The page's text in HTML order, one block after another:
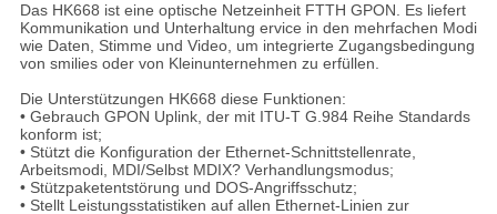
Das HK668 ist eine optische Netzeinheit FTTH GPON. Es liefert
Kommunikation und Unterhaltung ervice in den mehrfachen Modi
wie Daten, Stimme und Video, um integrierte Zugangsbedingung
von smilies oder von Kleinunternehmen zu erfüllen.
Die Unterstützungen HK668 diese Funktionen:
• Gebrauch GPON Uplink, der mit ITU-T G.984 Reihe Standards
konform ist;
• Stützt die Konfiguration der Ethernet-Schnittstellenrate,
Arbeitsmodi, MDI/Selbst MDIX? Verhandlungsmodus;
• Stützpaketentstörung und DOS-Angriffsschutz;
• Stellt Leistungsstatistiken auf allen Ethernet-Linien zur